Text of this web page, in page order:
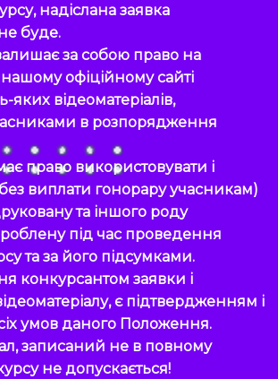
надіслана заявка
буде.
за собою право на
офіційному сайті
яких відеоматеріалів,
в розпорядження
право використовувати і
виплати гонорару учасникам)
та іншого роду
під час проведення
та за його підсумками.
конкурсантом заявки і
є підтвердженням і
умов даного Положення.
записаний не в повному
не допускається!